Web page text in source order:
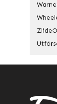
Warne